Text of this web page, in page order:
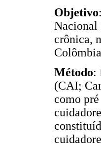
Objetivo
Nacional
crônica,
Método:
(CAI;
como